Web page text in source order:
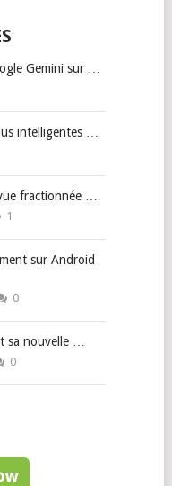
Gemini sur …
intelligentes …
fractionnée …
1
sur Android
0
sa nouvelle …
0